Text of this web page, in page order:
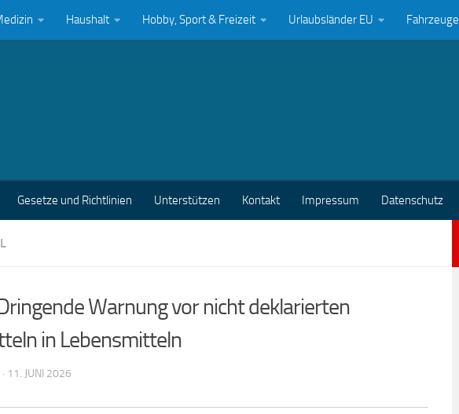
Haushalt Hobby, Sport & Freizeit Urlaubsländer EU Fahrzeuge
Gesetze und Richtlinien Unterstützen Kontakt Impressum Datenschutz
Warnung vor nicht deklarierten
in Lebensmitteln
· 11. JUNI 2026